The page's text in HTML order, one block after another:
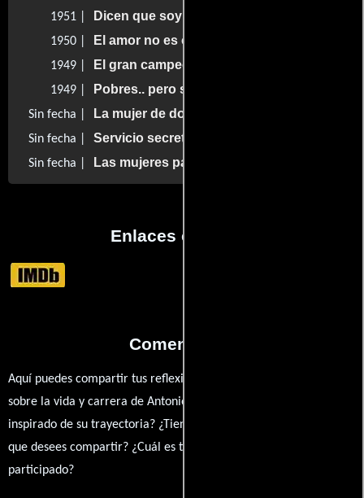
1951 | Dicen que soy comunista
1950 | El amor no es ciego
1949 | El gran campeón
1949 | Pobres.. pero sinvergüenzas
Sin fecha | La mujer de dos caras
Sin fecha | Servicio secreto
Sin fecha | Las mujeres panteras
Enlaces externos
Comentarios
Aquí puedes compartir tus reflexiones, anécdotas y opiniones
sobre la vida y carrera de Antonio Padilla 'Pícoro'. ¿Qué te ha
inspirado de su trayectoria? ¿Tienes alguna anécdota personal
que desees compartir? ¿Cuál es tu película favorita en la que ha
participado?